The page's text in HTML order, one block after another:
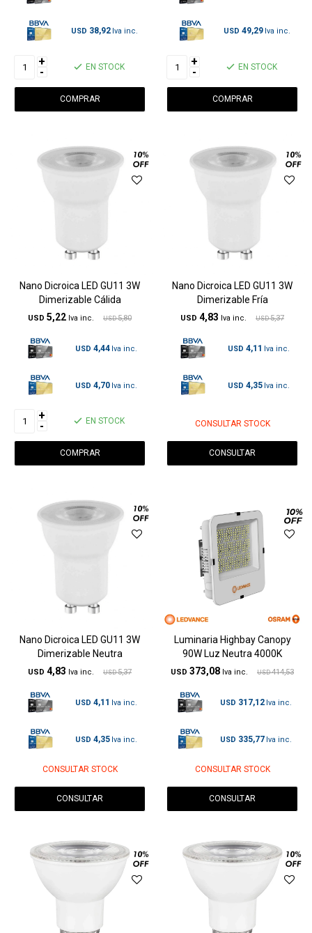
USD 38,92
+
- EN STOCK
USD 49,29
+
- EN STOCK
Nano Dicroica LED GU11 3W
Dimerizable Cálida
USD 5,22 USD 5,80
USD 4,44
USD 4,70
+
- EN STOCK
Nano Dicroica LED GU11 3W
Dimerizable Fría
USD 4,83 USD 5,37
USD 4,11
USD 4,35
CONSULTAR STOCK
CONSULTAR
Nano Dicroica LED GU11 3W
Dimerizable Neutra
USD 4,83 USD 5,37
USD 4,11
USD 4,35
CONSULTAR STOCK
CONSULTAR
Luminaria Highbay Canopy
90W Luz Neutra 4000K
USD 373,08 USD 414,53
USD 317,12
USD 335,77
CONSULTAR STOCK
CONSULTAR